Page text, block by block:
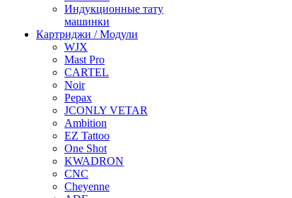
Индукционные тату
машинки
Картриджи / Модули
WJX
Mast Pro
CARTEL
Noir
Pepax
JCONLY VETAR
Ambition
EZ Tattoo
One Shot
KWADRON
CNC
Cheyenne